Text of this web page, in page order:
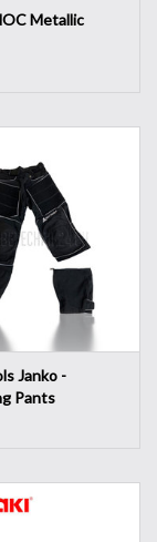
Metallic
Janko -
Pants